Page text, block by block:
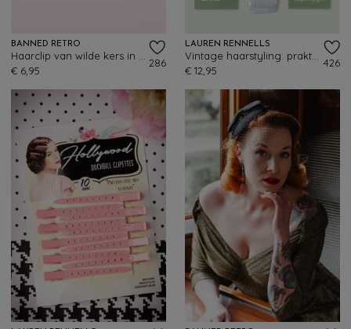
BANNED RETRO
€ 6,95
286
LAUREN RENNELLS
€ 12,95
426